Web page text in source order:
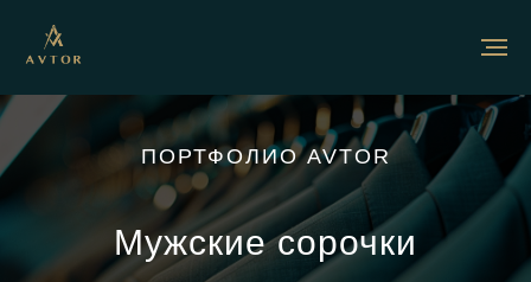
ПОРТФОЛИО AVTOR
Мужские сорочки